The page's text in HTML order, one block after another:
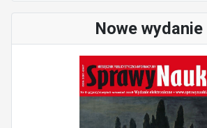
Nowe wydanie